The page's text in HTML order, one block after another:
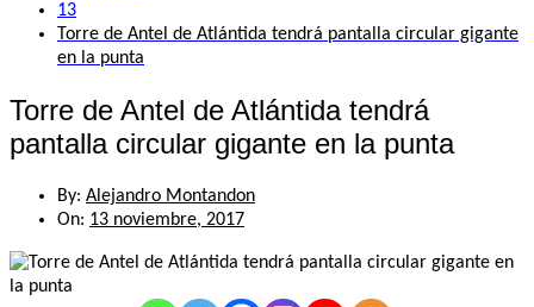
13
Torre de Antel de Atlántida tendrá pantalla circular gigante
en la punta
Torre de Antel de Atlántida tendrá
pantalla circular gigante en la punta
By: Alejandro Montandon
On: 13 noviembre, 2017